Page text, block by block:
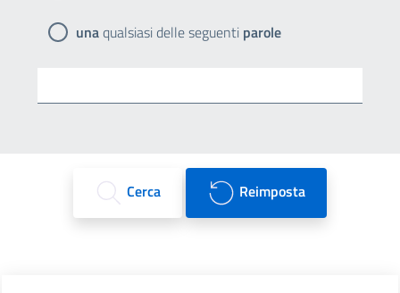
unaqualsiasi delle seguenti parole
Cerca Reimposta